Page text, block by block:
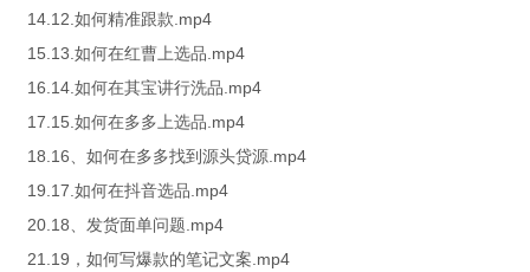
14.12.如何精准跟款.mp4
15.13.如何在红曹上选品.mp4
16.14.如何在其宝讲行洗品.mp4
17.15.如何在多多上选品.mp4
18.16、如何在多多找到源头贷源.mp4
19.17.如何在抖音选品.mp4
20.18、发货面单问题.mp4
21.19，如何写爆款的笔记文案.mp4